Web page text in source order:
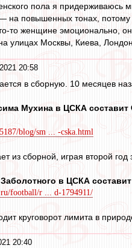
пола я
на повышенных тонах, потому
женщине эмоционально,
улицах Москвы, Киева,
20:58
в сборную. 10 месяцев
Мухина в ЦСКА
blog/sm ... -cska.html
из сборной, играя второй год
в ЦСКА
football/r ... d-1794911/
круговорот лимита в
20:40